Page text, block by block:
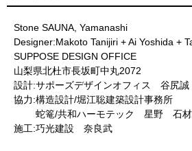
Stone SAUNA, Yamanashi
Designer:Makoto Tanijiri + Ai Yoshida +
SUPPOSE DESIGN OFFICE
山梨県北杜市長坂町中丸2072
設計:サポーズデザインオフィス 谷尻
協力:構造設計/堀江聡建築設計事務所
蛇篭/共和ハーモテック 星野 石材/
施工:巧光建設 奈良武